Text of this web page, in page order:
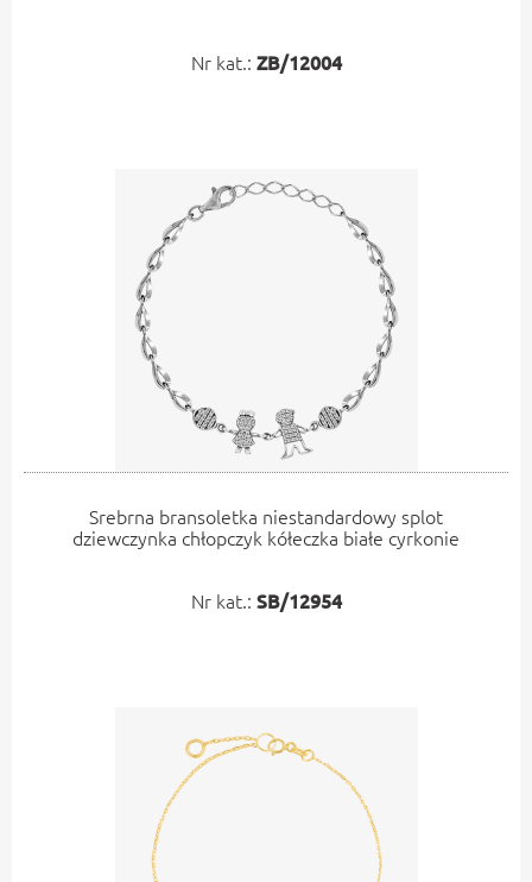
Nr kat.: ZB/12004
Srebrna bransoletka niestandardowy splot
dziewczynka chłopczyk kółeczka białe cyrkonie
Nr kat.: SB/12954